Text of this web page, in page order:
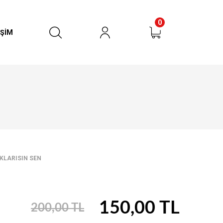
0
SEN
200,00 TL 150,00 TL